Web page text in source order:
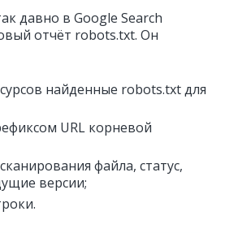
давно в Google Search
отчёт robots.txt. Он
найденные robots.txt для
URL корневой
файла, статус,
версии;